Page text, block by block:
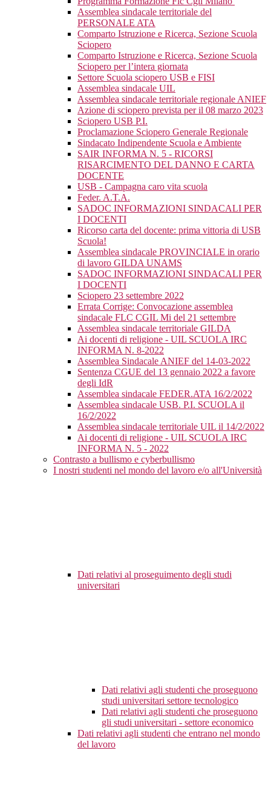
Assemblea sindacale territoriale del
PERSONALE ATA
Comparto Istruzione e Ricerca, Sezione Scuola
Sciopero
Comparto Istruzione e Ricerca, Sezione Scuola
Sciopero per l’intera giornata
Settore Scuola sciopero USB e FISI
Assemblea sindacale UIL
Assemblea sindacale territoriale regionale ANIEF
Azione di sciopero prevista per il 08 marzo 2023
Sciopero USB P.I.
Proclamazione Sciopero Generale Regionale
Sindacato Indipendente Scuola e Ambiente
SAIR INFORMA N. 5 - RICORSI
RISARCIMENTO DEL DANNO E CARTA
DOCENTE
USB - Campagna caro vita scuola
Feder. A.T.A.
SADOC INFORMAZIONI SINDACALI PER
I DOCENTI
Ricorso carta del docente: prima vittoria di USB
Scuola!
Assemblea sindacale PROVINCIALE in orario
di lavoro GILDA UNAMS
SADOC INFORMAZIONI SINDACALI PER
I DOCENTI
Sciopero 23 settembre 2022
Errata Corrige: Convocazione assemblea
sindacale FLC CGIL Mi del 21 settembre
Assemblea sindacale territoriale GILDA
Ai docenti di religione - UIL SCUOLA IRC
INFORMA N. 8-2022
Assemblea Sindacale ANIEF del 14-03-2022
Sentenza CGUE del 13 gennaio 2022 a favore
degli IdR
Assemblea sindacale FEDER.ATA 16/2/2022
Assemblea sindacale USB. P.I. SCUOLA il
16/2/2022
Assemblea sindacale territoriale UIL il 14/2/2022
Ai docenti di religione - UIL SCUOLA IRC
INFORMA N. 5 - 2022
Contrasto a bullismo e cyberbullismo
I nostri studenti nel mondo del lavoro e/o all'Università
Dati relativi al proseguimento degli studi
universitari
Dati relativi agli studenti che proseguono
studi universitari settore tecnologico
Dati relativi agli studenti che proseguono
gli studi universitari - settore economico
Dati relativi agli studenti che entrano nel mondo
del lavoro